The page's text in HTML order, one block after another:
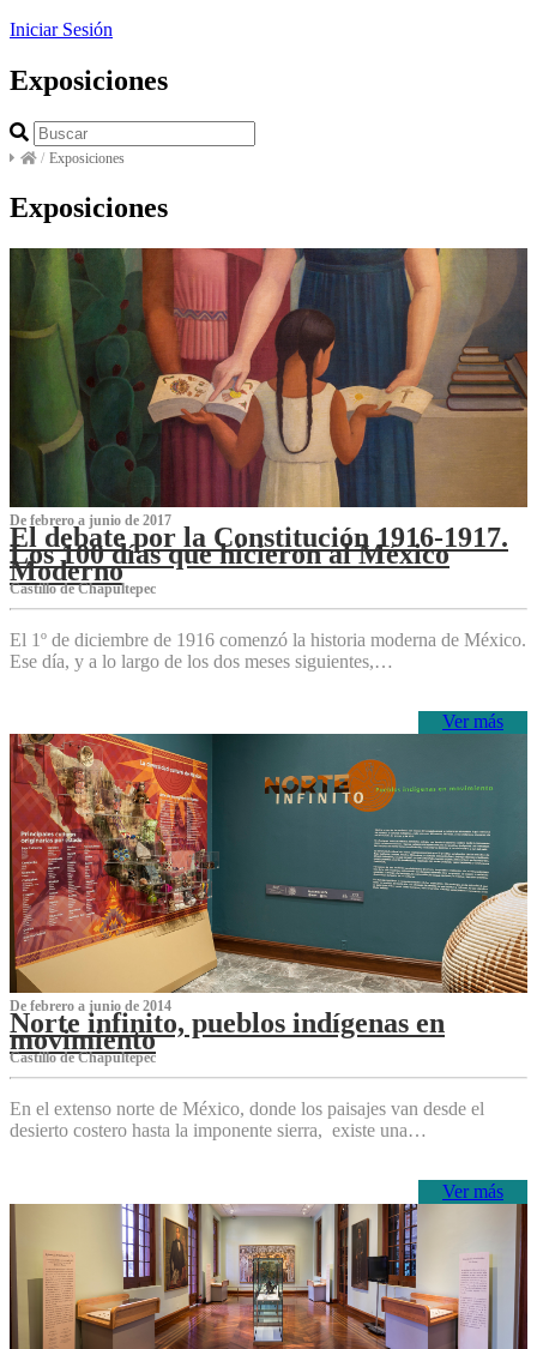
Iniciar Sesión
Exposiciones
/ Exposiciones
Exposiciones
De febrero a junio de 2017
El debate por la Constitución 1916-1917.
Los 100 días que hicieron al México
Moderno
Castillo de Chapultepec
El 1º de diciembre de 1916 comenzó la historia moderna de México.
Ese día, y a lo largo de los dos meses siguientes,…
Ver más
De febrero a junio de 2014
Norte infinito, pueblos indígenas en
movimiento
Castillo de Chapultepec
En el extenso norte de México, donde los paisajes van desde el
desierto costero hasta la imponente sierra, existe una…
Ver más